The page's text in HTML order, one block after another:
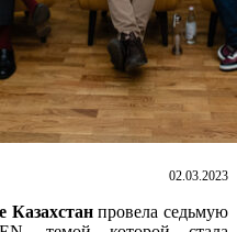
02.03.2023
Казахстанпровела седьмую